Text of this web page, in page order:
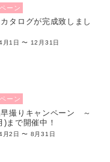
ーン
タログが完成致しまし
月1日 〜 12月31日
ーン
撮りキャンペーン ～
)まで開催中！
月2日 〜 8月31日